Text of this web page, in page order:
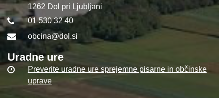
1262 Dol pri Ljubljani
01 530 32 40
obcina@dol.si
Uradne ure
Preverite uradne ure sprejemne pisarne in občinske
uprave